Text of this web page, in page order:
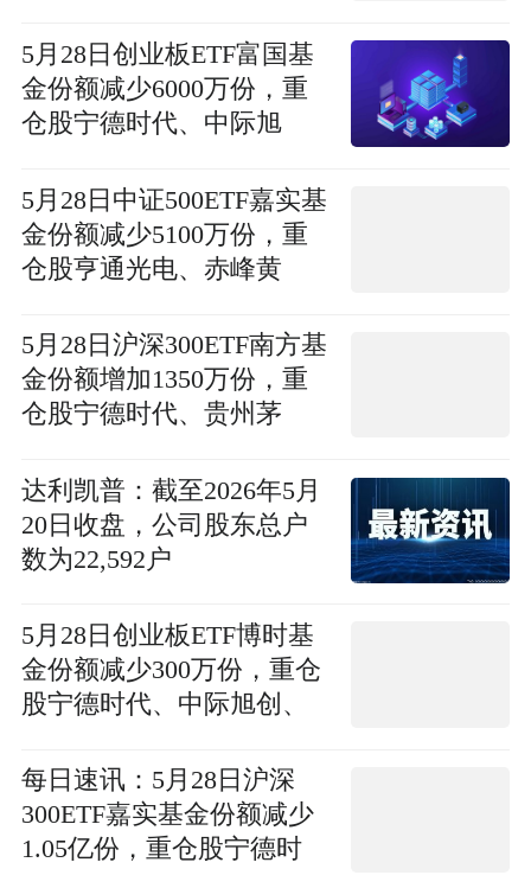
5月28日创业板ETF富国基
金份额减少6000万份，重
仓股宁德时代、中际旭
5月28日中证500ETF嘉实基
金份额减少5100万份，重
仓股亨通光电、赤峰黄
5月28日沪深300ETF南方基
金份额增加1350万份，重
仓股宁德时代、贵州茅
达利凯普：截至2026年5月
20日收盘，公司股东总户
数为22,592户
5月28日创业板ETF博时基
金份额减少300万份，重仓
股宁德时代、中际旭创、
每日速讯：5月28日沪深
300ETF嘉实基金份额减少
1.05亿份，重仓股宁德时